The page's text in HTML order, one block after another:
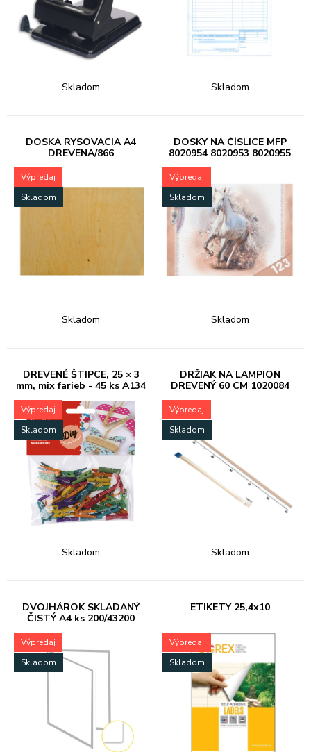
Skladom Skladom
DOSKA RYSOVACIA A4
DREVENA/866
Výpredaj
Skladom
Skladom
DOSKY NA ČÍSLICE MFP
8020954 8020953 8020955
Výpredaj
Skladom
Skladom
DREVENÉ ŠTIPCE, 25 × 3
mm, mix farieb - 45 ks A134
Výpredaj
Skladom
Skladom
DRŽIAK NA LAMPION
DREVENÝ 60 CM 1020084
Výpredaj
Skladom
Skladom
DVOJHÁROK SKLADANÝ
ČISTÝ A4 ks 200/43200
Výpredaj
Skladom
ETIKETY 25,4x10
Výpredaj
Skladom